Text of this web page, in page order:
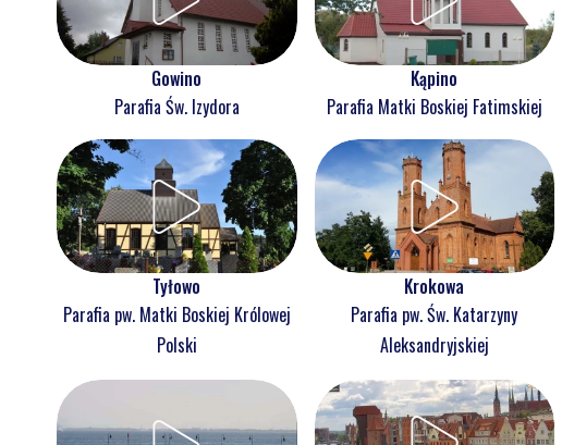
Gowino
Parafia Św. Izydora
Kąpino
Parafia Matki Boskiej Fatimskiej
Tyłowo
Parafia pw. Matki Boskiej Królowej
Polski
Krokowa
Parafia pw. Św. Katarzyny
Aleksandryjskiej